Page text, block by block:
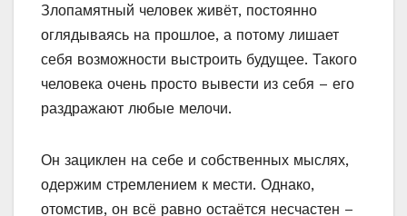
Злопамятный человек живёт, постоянно
оглядываясь на прошлое, а потому лишает
себя возможности выстроить будущее. Такого
человека очень просто вывести из себя – его
раздражают любые мелочи.
Он зациклен на себе и собственных мыслях,
одержим стремлением к мести. Однако,
отомстив, он всё равно остаётся несчастен –